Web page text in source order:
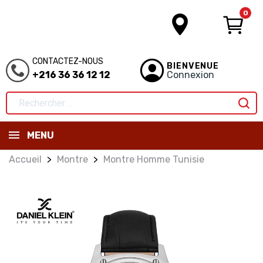
0
CONTACTEZ-NOUS
+216 36 36 12 12
BIENVENUE
Connexion
MENU
Accueil Montre Montre Homme Tunisie